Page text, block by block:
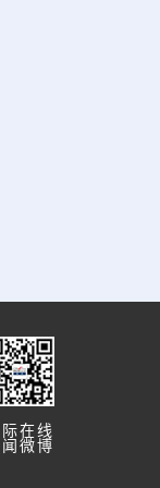
际在线
微博